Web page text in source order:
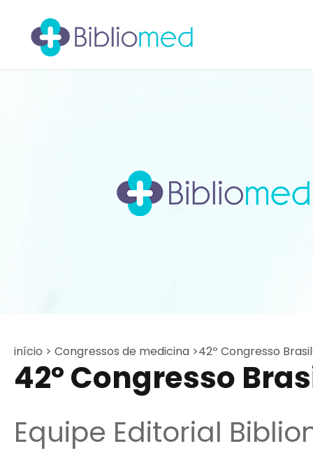
início > Congressos de medicina >42º Congresso
42º Congresso
Equipe Editorial